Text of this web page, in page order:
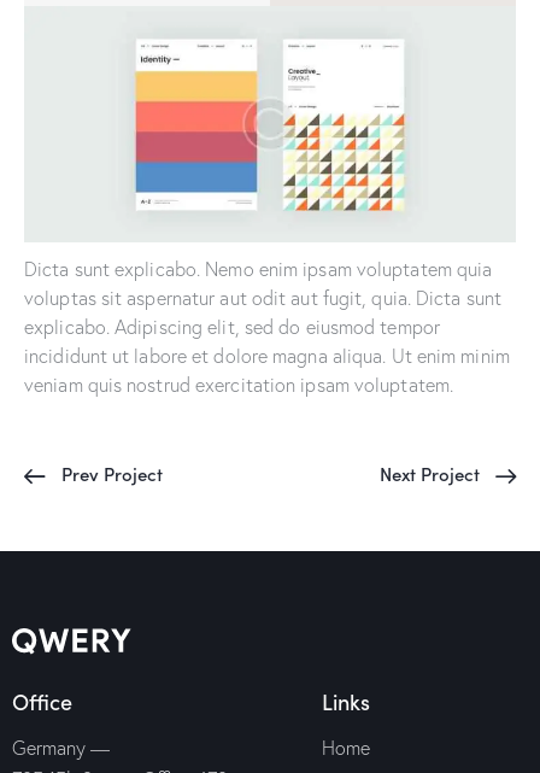
Dicta sunt explicabo. Nemo enim ipsam voluptatem quia
voluptas sit aspernatur aut odit aut fugit, quia. Dicta sunt
explicabo. Adipiscing elit, sed do eiusmod tempor
incididunt ut labore et dolore magna aliqua. Ut enim minim
veniam quis nostrud exercitation ipsam voluptatem.
Prev Project Next Project
Office
Germany —
Links
Home